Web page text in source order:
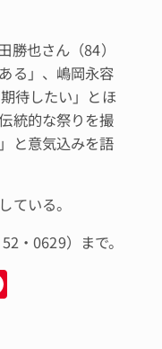
也さん（84）
る」、嶋岡永容
待したい」とほ
統的な祭りを撮
と意気込みを語
ている。
・0629）まで。